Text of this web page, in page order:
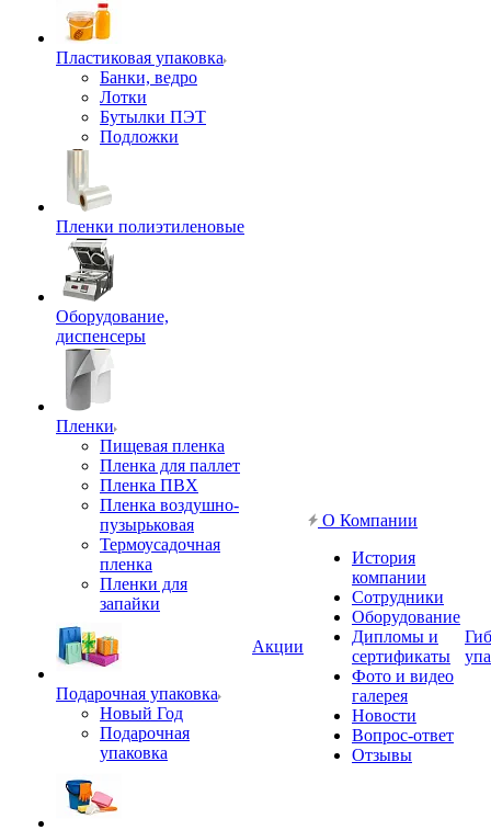
Пластиковая упаковка
Банки, ведро
Лотки
Бутылки ПЭТ
Подложки
Пленки полиэтиленовые
Оборудование,
диспенсеры
Пленки
Пищевая пленка
Пленка для паллет
Пленка ПВХ
Пленка воздушно-
пузырьковая
Термоусадочная
пленка
Пленки для
запайки
Подарочная упаковка
Новый Год
Подарочная
упаковка
Акции
О Компании
История
компании
Сотрудники
Оборудование
Дипломы и
сертификаты
Фото и видео
галерея
Новости
Вопрос-ответ
Отзывы